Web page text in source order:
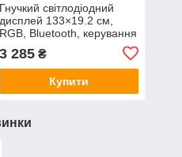
Гнучкий світлодіодний
дисплей 133×19.2 см,
RGB, Bluetooth, керування
через телефон і пульт, для
реклами та
3 285₴
Купити